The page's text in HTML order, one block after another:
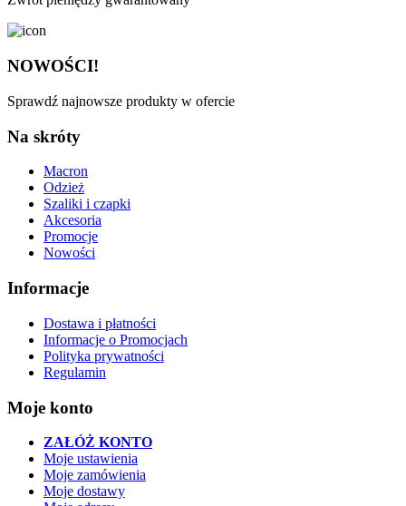
NOWOŚCI!
Sprawdź najnowsze produkty w ofercie
Na skróty
Macron
Odzież
Szaliki i czapki
Akcesoria
Promocje
Nowości
Informacje
Dostawa i płatności
Informacje o Promocjach
Polityka prywatności
Regulamin
Moje konto
ZAŁÓŻ KONTO
Moje ustawienia
Moje zamówienia
Moje dostawy